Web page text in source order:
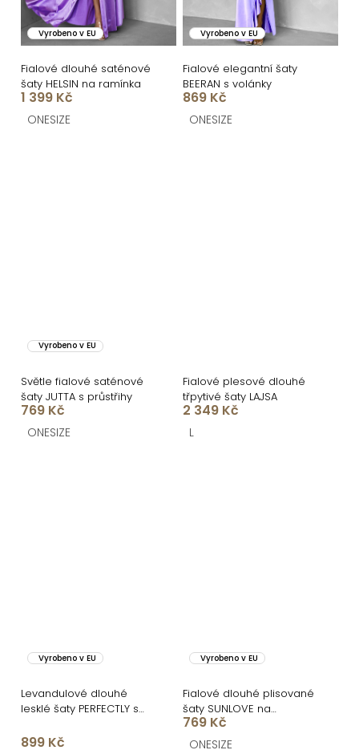
Vyrobeno v EU
Fialové dlouhé saténové
šaty HELSIN na ramínka
1 399 Kč
ONESIZE
Vyrobeno v EU
Fialové elegantní šaty
BEERAN s volánky
869 Kč
ONESIZE
Vyrobeno v EU
Světle fialové saténové
šaty JUTTA s průstřihy
769 Kč
ONESIZE
Fialové plesové dlouhé
třpytivé šaty LAJSA
2 349 Kč
L
Vyrobeno v EU
Levandulové dlouhé
lesklé šaty PERFECTLY s
899 Kč
Vyrobeno v EU
Fialové dlouhé plisované
šaty SUNLOVE na
ramínka
769 Kč
ONESIZE